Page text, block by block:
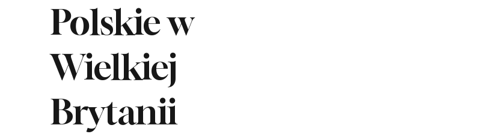
Polskie w
Wielkiej
Brytanii